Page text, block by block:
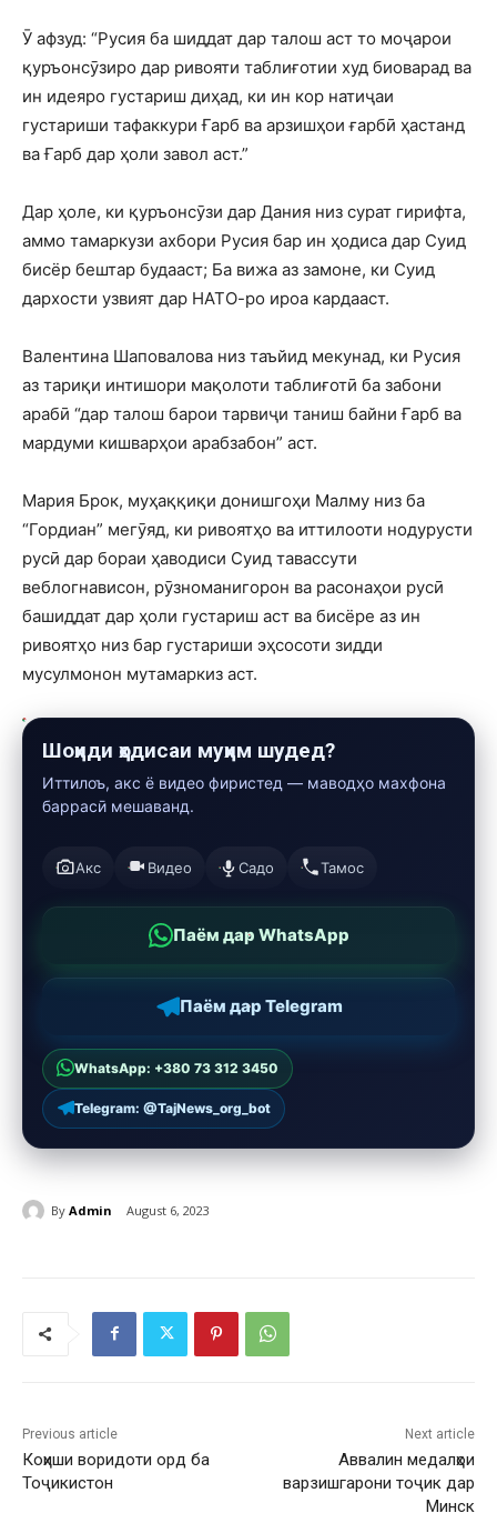
Ӯ афзуд: “Русия ба шиддат дар талош аст то моҷарои
қуръонсӯзиро дар ривояти таблиғотии худ биоварад ва
ин идеяро густариш диҳад, ки ин кор натиҷаи
густариши тафаккури Ғарб ва арзишҳои ғарбӣ ҳастанд
ва Ғарб дар ҳоли завол аст.”
Дар ҳоле, ки қуръонсӯзи дар Дания низ сурат гирифта,
аммо тамаркузи ахбори Русия бар ин ҳодиса дар Суид
бисёр бештар будааст; Ба вижа аз замоне, ки Суид
дархости узвият дар НАТО-ро ироа кардааст.
Валентина Шаповалова низ таъйид мекунад, ки Русия
аз тариқи интишори мақолоти таблиғотӣ ба забони
арабӣ “дар талош барои тарвиҷи таниш байни Ғарб ва
мардуми кишварҳои арабзабон” аст.
Мария Брок, муҳаққиқи донишгоҳи Малму низ ба
“Гордиан” мегӯяд, ки ривоятҳо ва иттилооти нодурусти
русӣ дар бораи ҳаводиси Суид тавассути
веблогнависон, рӯзноманигорон ва расонаҳои русӣ
башиддат дар ҳоли густариш аст ва бисёре аз ин
ривоятҳо низ бар густариши эҳсосоти зидди
мусулмонон мутамаркиз аст.
Шоҳиди ҳодисаи муҳим шудед?
Иттилоъ, акс ё видео фиристед — маводҳо махфона
баррасӣ мешаванд.
Акс Видео Садо Тамос
Паём дар WhatsApp
Паём дар Telegram
WhatsApp: +380 73 312 3450
Telegram: @TajNews_org_bot
By Admin August 6, 2023
Previous article
Коҳиши воридоти орд ба
Тоҷикистон
Next article
Аввалин медалҳои
варзишгарони тоҷик дар
Минск